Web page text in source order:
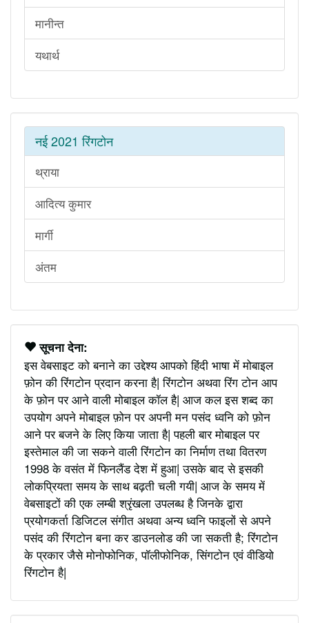
मानीन्त
यथार्थ
नई 2021 रिंगटोन
थ्राया
आदित्य कुमार
मार्गी
अंतम
सूचना देना:
इस वेबसाइट को बनाने का उद्देश्य आपको हिंदी भाषा में मोबाइल
फ़ोन की रिंगटोन प्रदान करना है| रिंगटोन अथवा रिंग टोन आप
के फ़ोन पर आने वाली मोबाइल कॉल है| आज कल इस शब्द का
उपयोग अपने मोबाइल फ़ोन पर अपनी मन पसंद ध्वनि को फ़ोन
आने पर बजने के लिए किया जाता है| पहली बार मोबाइल पर
इस्तेमाल की जा सकने वाली रिंगटोन का निर्माण तथा वितरण
1998 के वसंत में फिनलैंड देश में हुआ| उसके बाद से इसकी
लोकप्रियता समय के साथ बढ़ती चली गयी| आज के समय में
वेबसाइटों की एक लम्बी श्रृंखला उपलब्ध है जिनके द्वारा
प्रयोगकर्ता डिजिटल संगीत अथवा अन्य ध्वनि फाइलों से अपने
पसंद की रिंगटोन बना कर डाउनलोड की जा सकती है; रिंगटोन
के प्रकार जैसे मोनोफोनिक, पॉलीफोनिक, सिंगटोन एवं वीडियो
रिंगटोन है|